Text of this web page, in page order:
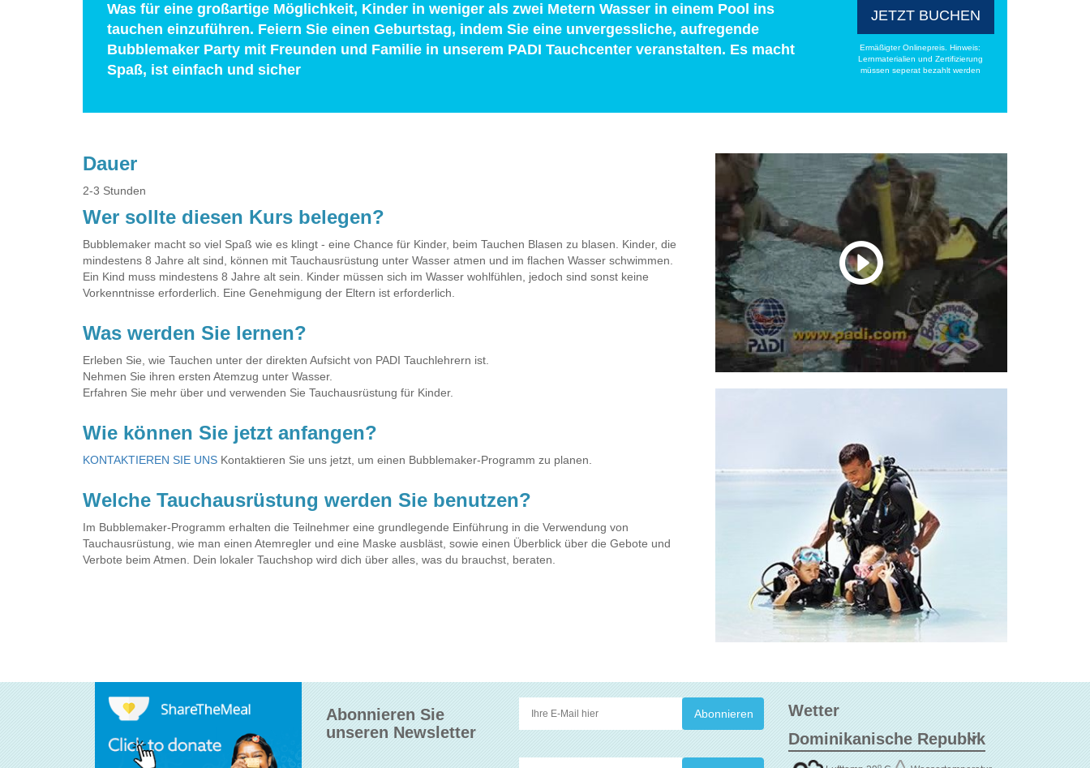
Was für eine großartige Möglichkeit, Kinder in weniger als zwei Metern Wasser in einem Pool ins
tauchen einzuführen. Feiern Sie einen Geburtstag, indem Sie eine unvergessliche, aufregende
Bubblemaker Party mit Freunden und Familie in unserem PADI Tauchcenter veranstalten. Es macht
Spaß, ist einfach und sicher
JETZT BUCHEN
Ermäßigter Onlinepreis. Hinweis:
Lernmaterialien und Zertifizierung
müssen seperat bezahlt werden
Dauer
2-3 Stunden
Wer sollte diesen Kurs belegen?
Bubblemaker macht so viel Spaß wie es klingt - eine Chance für Kinder, beim Tauchen Blasen zu blasen. Kinder, die
mindestens 8 Jahre alt sind, können mit Tauchausrüstung unter Wasser atmen und im flachen Wasser schwimmen.
Ein Kind muss mindestens 8 Jahre alt sein. Kinder müssen sich im Wasser wohlfühlen, jedoch sind sonst keine
Vorkenntnisse erforderlich. Eine Genehmigung der Eltern ist erforderlich.
Was werden Sie lernen?
Erleben Sie, wie Tauchen unter der direkten Aufsicht von PADI Tauchlehrern ist.
Nehmen Sie ihren ersten Atemzug unter Wasser.
Erfahren Sie mehr über und verwenden Sie Tauchausrüstung für Kinder.
Wie können Sie jetzt anfangen?
KONTAKTIEREN SIE UNS Kontaktieren Sie uns jetzt, um einen Bubblemaker-Programm zu planen.
Welche Tauchausrüstung werden Sie benutzen?
Im Bubblemaker-Programm erhalten die Teilnehmer eine grundlegende Einführung in die Verwendung von
Tauchausrüstung, wie man einen Atemregler und eine Maske ausbläst, sowie einen Überblick über die Gebote und
Verbote beim Atmen. Dein lokaler Tauchshop wird dich über alles, was du brauchst, beraten.
Abonnieren Sie
unseren Newsletter
Wetter